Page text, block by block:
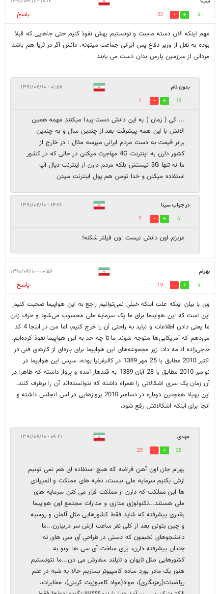
6
33
پاسخ
مهم اینکه الان دسته ماست و تونستیم بهش نفوذ کنیم حتی جاهایی که قبلا
بوده به نقل از وزیر دفاع پس ایرانی جماعت میتونه. دانش اگر در ثریا هم باشد
مردانی از سرزمین پارس بدان دست می یابند
بدون نام ۰۱:۵۷ - ۱۳۹۱/۰۴/۱۰
19
1
... کی ( زمان ) به این دانش دست پیدا میکنند مهمه همین
الانش با این همه پیشرفت بعد از چندین سال و به چندین
برابر قیمت به دست مردم ایرانی میرسه مثال : در خارج از
کشور دارن به اینترنت 4G مهاجرت میکنن در حالی که در کشور
ما نه تنها 3G نیستش بلکه مردم دارن از اینترنت دیال آپ
استفاده میکنن و خدا تومن هم پول اینترنت میدن
در جواب سینا ۱۴:۲۱ - ۱۳۹۱/۰۴/۱۰
6
2
عزیزم اون دانش نیست اون فیلتر شکنه!
بهرام ۰۰:۵۶ - ۱۳۹۱/۰۴/۱۰
5
19
پاسخ
وی با بیان اینکه علت اینکه خیلی نمی‌توانیم راجع به این هواپیما صحبت کنیم
این است که این هواپیما برای ما یک سرمایه ملی محسوب می‌شود و حرف زدن
ما یعنی دادن اطلاعات و نباید به راحتی آن را خرج کنیم، اما من در اینجا 4 کد
می‌دهم که آمریکایی‌ها متوجه شوند ما تا چه حد به این هواپیما نفوذ کرده‌ایم.
حاجی‌زاده ادامه داد: زیر مجموعه‌های این هواپیما برای پاره‌ای از کارهای فنی در
اکتبر 2010 مطابق با 25 مهر 1389 در کالیفرنیا بوده، سپس این هواپیما در
نوامبر 2010 مطابق با 28 آبان 1389 به قندهار آمده و پرواز داشته که ظاهرا در
آن زمان یک سری اشکالاتی را همراه داشته که نتوانسته‌اند آن را برطرف کنند.
این پهپاد همچنین دوباره در دسامبر 2010 پروازهایی در لس انجلس داشته و
آنجا برای اینکه اشکالاتش رفع شود،
مهدی ۰۹:۲۱ - ۱۳۹۱/۰۴/۱۰
28
29
بهرام جان اون آهن قراضه که هیچ استفاده ای هم نمی تونیم
ازش بکنیم سرمایه ملی نیست، نخبه های مملکت و المپیادی
ها این مملکت که دارن از مملکت فرار می کنن سرمایه های
ملی هستند...تکنولوژی مداری و مدارات مجتمع اون هواپیما
بقدری پیشرفته که شاید فقط کشورهایی مثل آلمان و روسیه
و چین بتونن بعد از کلی نفر ساعت ازش سر دربیارن...ما
دانشجوهای نخبمون که دستی در طراحی آی سی های نه
چندان پیشرفته دارن، برای ساخت آی سی ها اونو به
کشورهایی مثل تایوان و تایلند سفارش می دن...ما نتونستیم
هنوز یک مادر بورد ساده کامپیوتر بسازیم حالا یه شبه در علم
ریاضیات(رمزنگاری)، مواد(مواد کامپوزیت کرینی)، مخابرات،